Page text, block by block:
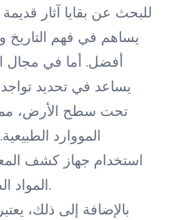
للبحث عن بقايا آثار
يساهم في فهم التاريخ
أفضل. أما في مجال
يساعد في تحديد
تحت سطح الأرض،
المووارد
استخدام جهاز كشف
المواد الضارة أو الملوثة في التربة.
بالإضافة إلى ذلك،